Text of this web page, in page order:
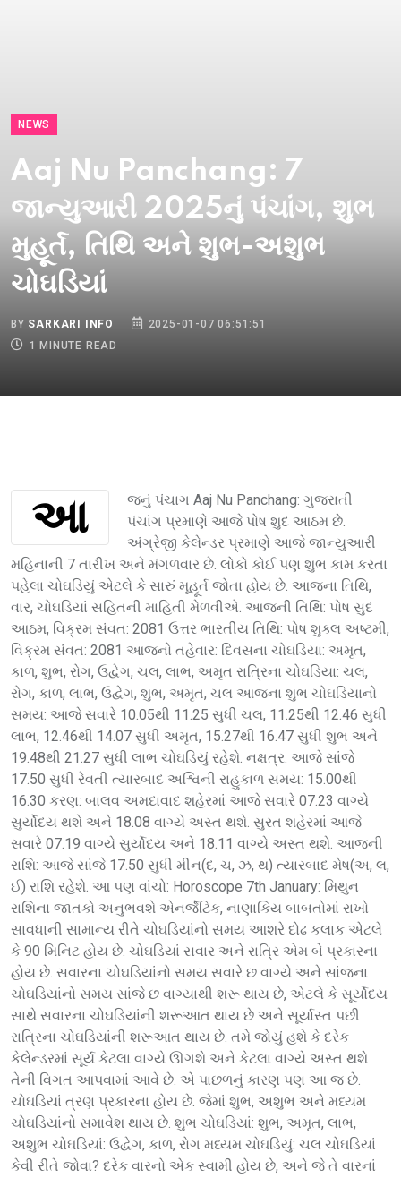
NEWS
Aaj Nu Panchang: 7
જાન્યુઆરી 2025નું પંચાંગ, શુભ
મુહૂર્ત, તિથિ અને શુભ-અશુભ
ચોઘડિયાં
BY SARKARI INFO
2025-01-07 06:51:51
1 MINUTE READ
આજનું પંચાગ Aaj Nu Panchang: ગુજરાતી
પંચાંગ પ્રમાણે આજે પોષ શુદ આઠમ છે.
અંગ્રેજી કેલેન્ડર પ્રમાણે આજે જાન્યુઆરી
મહિનાની 7 તારીખ અને મંગળવાર છે. લોકો કોઈ પણ શુભ કામ કરતા
પહેલા ચોઘડિયું એટલે કે સારું મૂહૂર્ત જોતા હોય છે. આજના તિથિ,
વાર, ચોઘડિયાં સહિતની માહિતી મેળવીએ. આજની તિથિ: પોષ સુદ
આઠમ, વિક્રમ સંવત: 2081 ઉત્તર ભારતીય તિથિ: પોષ શુક્લ અષ્ટમી,
વિક્રમ સંવત: 2081 આજનો તહેવાર: દિવસના ચોઘડિયા: અમૃત,
કાળ, શુભ, રોગ, ઉદ્વેગ, ચલ, લાભ, અમૃત રાત્રિના ચોઘડિયા: ચલ,
રોગ, કાળ, લાભ, ઉદ્વેગ, શુભ, અમૃત, ચલ આજના શુભ ચોઘડિયાનો
સમય: આજે સવારે 10.05થી 11.25 સુધી ચલ, 11.25થી 12.46 સુધી
લાભ, 12.46થી 14.07 સુધી અમૃત, 15.27થી 16.47 સુધી શુભ અને
19.48થી 21.27 સુધી લાભ ચોઘડિયું રહેશે. નક્ષત્ર: આજે સાંજે
17.50 સુધી રેવતી ત્યારબાદ અશ્વિની રાહુકાળ સમય: 15.00થી
16.30 કરણ: બાલવ અમદાવાદ શહેરમાં આજે સવારે 07.23 વાગ્યે
સુર્યોદય થશે અને 18.08 વાગ્યે અસ્ત થશે. સુરત શહેરમાં આજે
સવારે 07.19 વાગ્યે સુર્યોદય અને 18.11 વાગ્યે અસ્ત થશે. આજની
રાશિ: આજે સાંજે 17.50 સુધી મીન(દ, ચ, ઝ, થ) ત્યારબાદ મેષ(અ, લ,
ઈ) રાશિ રહેશે. આ પણ વાંચો: Horoscope 7th January: મિથુન
રાશિના જાતકો અનુભવશે એનર્જેટિક, નાણાકિય બાબતોમાં રાખો
સાવધાની સામાન્ય રીતે ચોઘડિયાંનો સમય આશરે દોઢ કલાક એટલે
કે 90 મિનિટ હોય છે. ચોઘડિયાં સવાર અને રાત્રિ એમ બે પ્રકારના
હોય છે. સવારના ચોઘડિયાંનો સમય સવારે છ વાગ્યે અને સાંજના
ચોઘડિયાંનો સમય સાંજે છ વાગ્યાથી શરૂ થાય છે, એટલે કે સૂર્યોદય
સાથે સવારના ચોઘડિયાંની શરૂઆત થાય છે અને સૂર્યાસ્ત પછી
રાત્રિના ચોઘડિયાંની શરૂઆત થાય છે. તમે જોયું હશે કે દરેક
કેલેન્ડરમાં સૂર્ય કેટલા વાગ્યે ઊગશે અને કેટલા વાગ્યે અસ્ત થશે
તેની વિગત આપવામાં આવે છે. એ પાછળનું કારણ પણ આ જ છે.
ચોઘડિયાં ત્રણ પ્રકારના હોય છે. જેમાં શુભ, અશુભ અને મધ્યમ
ચોઘડિયાંનો સમાવેશ થાય છે. શુભ ચોઘડિયાં: શુભ, અમૃત, લાભ,
અશુભ ચોઘડિયાં: ઉદ્વેગ, કાળ, રોગ મધ્યમ ચોઘડિયું: ચલ ચોઘડિયાં
કેવી રીતે જોવા? દરેક વારનો એક સ્વામી હોય છે, અને જે તે વારનાં